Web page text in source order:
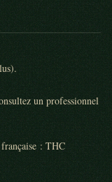
un professionnel
: THC